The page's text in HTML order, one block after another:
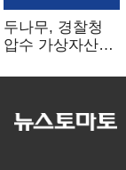
두나무, 경찰청
압수 가상자산
커스터디 사업